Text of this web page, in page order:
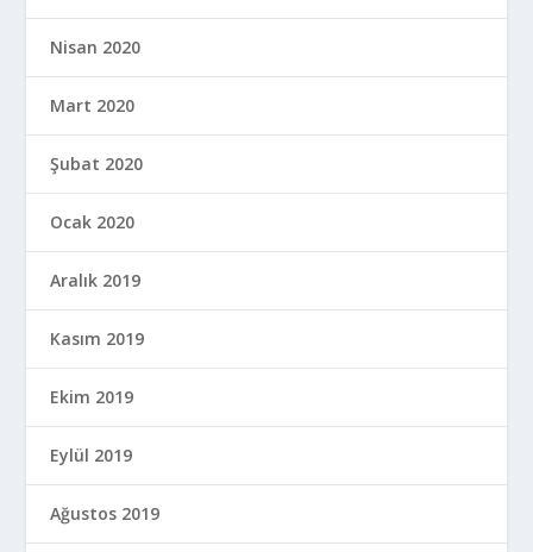
Nisan 2020
Mart 2020
Şubat 2020
Ocak 2020
Aralık 2019
Kasım 2019
Ekim 2019
Eylül 2019
Ağustos 2019